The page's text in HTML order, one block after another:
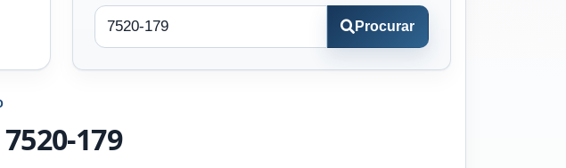
Procurar
179